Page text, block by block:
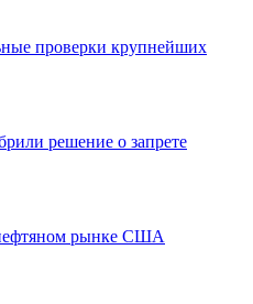
проверки крупнейших
решение о запрете
рынке США